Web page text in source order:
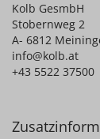
Kolb GesmbH
Stobernweg 2
A- 6812
info@kolb.at
+43 5522 37500